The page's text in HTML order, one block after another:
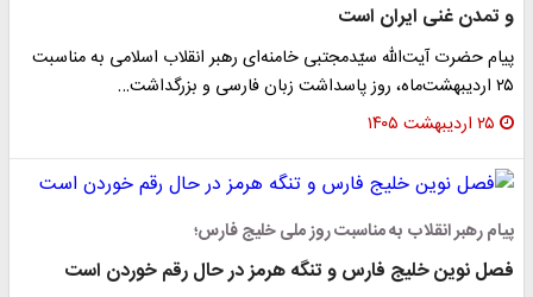
و تمدن غنی ایران است
پیام حضرت آیت‌الله سیّدمجتبی خامنه‌ای رهبر انقلاب اسلامی به مناسبت
۲۵ اردیبهشت‌ماه، روز پاسداشت زبان فارسی و بزرگداشت…
۲۵ اردیبهشت ۱۴۰۵
پیام رهبر انقلاب به مناسبت روز ملی خلیج فارس؛
فصل نوین خلیج فارس و تنگه هرمز در حال رقم خوردن است